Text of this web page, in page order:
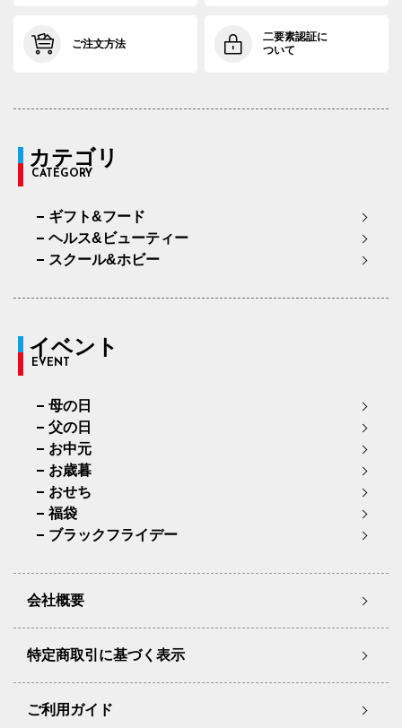
ご注文方法
二要素認証に
ついて
カテゴリ
CATEGORY
ギフト&フード
ヘルス&ビューティー
スクール&ホビー
イベント
EVENT
母の日
父の日
お中元
お歳暮
おせち
福袋
ブラックフライデー
会社概要
特定商取引に基づく表示
ご利用ガイド